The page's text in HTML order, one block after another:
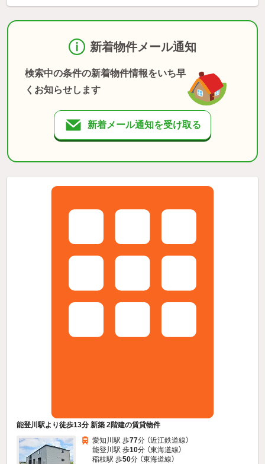
新着物件メール通知
検索中の条件の新着物件情報をいち早
くお知らせします
新着メール通知を受け取る
能登川駅より徒歩13分 新築 2階建の賃貸物件
愛知川駅 歩77分 （近江鉄道線）
能登川駅 歩10分 （東海道線）
稲枝駅 歩50分 （東海道線）